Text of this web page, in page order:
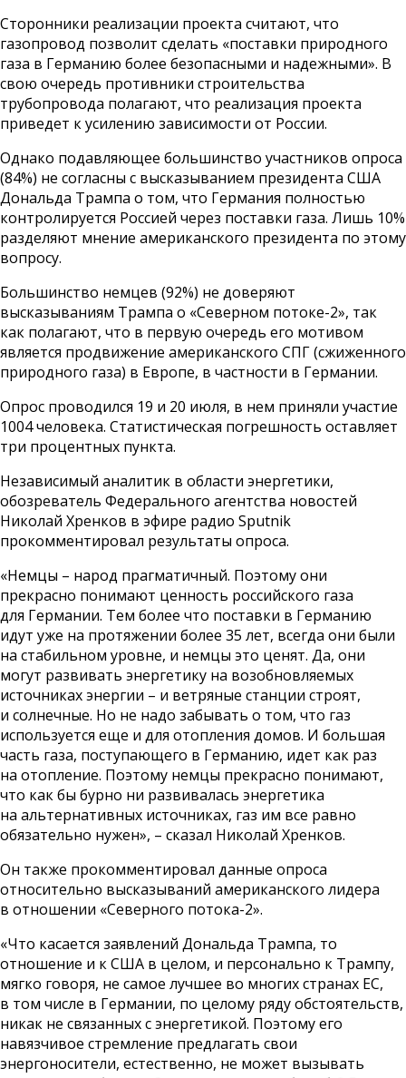
Сторонники реализации проекта считают, что
газопровод позволит сделать «поставки природного
газа в Германию более безопасными и надежными». В
свою очередь противники строительства
трубопровода полагают, что реализация проекта
приведет к усилению зависимости от России.
Однако подавляющее большинство участников опроса
(84%) не согласны с высказыванием президента США
Дональда Трампа о том, что Германия полностью
контролируется Россией через поставки газа. Лишь 10%
разделяют мнение американского президента по этому
вопросу.
Большинство немцев (92%) не доверяют
высказываниям Трампа о «Северном потоке-2», так
как полагают, что в первую очередь его мотивом
является продвижение американского СПГ (сжиженного
природного газа) в Европе, в частности в Германии.
Опрос проводился 19 и 20 июля, в нем приняли участие
1004 человека. Статистическая погрешность оставляет
три процентных пункта.
Независимый аналитик в области энергетики,
обозреватель Федерального агентства новостей
Николай Хренков в эфире радио Sputnik
прокомментировал результаты опроса.
«Немцы – народ прагматичный. Поэтому они
прекрасно понимают ценность российского газа
для Германии. Тем более что поставки в Германию
идут уже на протяжении более 35 лет, всегда они были
на стабильном уровне, и немцы это ценят. Да, они
могут развивать энергетику на возобновляемых
источниках энергии – и ветряные станции строят,
и солнечные. Но не надо забывать о том, что газ
используется еще и для отопления домов. И большая
часть газа, поступающего в Германию, идет как раз
на отопление. Поэтому немцы прекрасно понимают,
что как бы бурно ни развивалась энергетика
на альтернативных источниках, газ им все равно
обязательно нужен», – сказал Николай Хренков.
Он также прокомментировал данные опроса
относительно высказываний американского лидера
в отношении «Северного потока-2».
«Что касается заявлений Дональда Трампа, то
отношение и к США в целом, и персонально к Трампу,
мягко говоря, не самое лучшее во многих странах ЕС,
в том числе в Германии, по целому ряду обстоятельств,
никак не связанных с энергетикой. Поэтому его
навязчивое стремление предлагать свои
энергоносители, естественно, не может вызывать